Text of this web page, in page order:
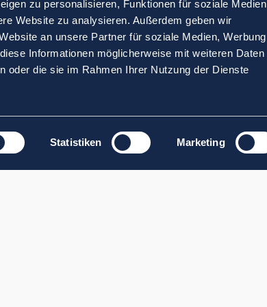
zu personalisieren, Funktionen für soziale Medien
Website zu analysieren. Außerdem geben wir
an unsere Partner für soziale Medien, Werbung
Informationen möglicherweise mit weiteren Daten
oder die sie im Rahmen Ihrer Nutzung der Dienste
Statistiken Marketing